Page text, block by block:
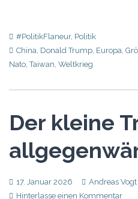
#PolitikFlaneur, Politik
China Donald Trump Europa
Nato ,Taiwan Weltkrieg
Der kleine
17. Januar 2026
Andreas Vogt
Hinterlasse einen Kommentar